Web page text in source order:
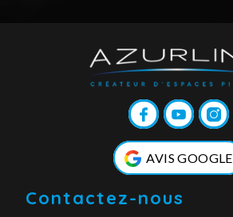
AVIS GOOGLE
Contactez-nous